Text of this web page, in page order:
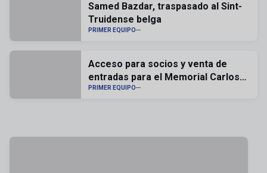
Samed Bazdar, traspasado al Sint-
Truidense belga
PRIMER EQUIPO
Acceso para socios y venta de
entradas para el Memorial Carlos
Lapetra
PRIMER EQUIPO